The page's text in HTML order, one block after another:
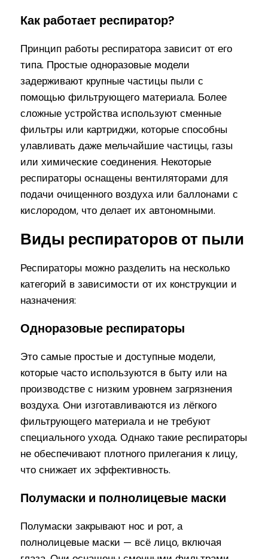
Как работает респиратор?
Принцип работы респиратора зависит от его
типа. Простые одноразовые модели
задерживают крупные частицы пыли с
помощью фильтрующего материала. Более
сложные устройства используют сменные
фильтры или картриджи, которые способны
улавливать даже мельчайшие частицы, газы
или химические соединения. Некоторые
респираторы оснащены вентиляторами для
подачи очищенного воздуха или баллонами с
кислородом, что делает их автономными.
Виды респираторов от пыли
Респираторы можно разделить на несколько
категорий в зависимости от их конструкции и
назначения:
Одноразовые респираторы
Это самые простые и доступные модели,
которые часто используются в быту или на
производстве с низким уровнем загрязнения
воздуха. Они изготавливаются из лёгкого
фильтрующего материала и не требуют
специального ухода. Однако такие респираторы
не обеспечивают плотного прилегания к лицу,
что снижает их эффективность.
Полумаски и полнолицевые маски
Полумаски закрывают нос и рот, а
полнолицевые маски — всё лицо, включая